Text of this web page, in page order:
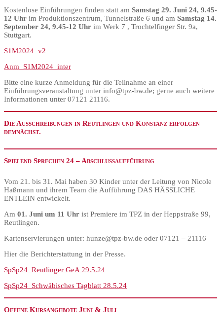
Kostenlose Einführungen finden statt am Samstag 29. Juni 24, 9.45-
12 Uhr im Produktionszentrum, Tunnelstraße 6 und am Samstag 14.
September 24, 9.45-12 Uhr im Werk 7 , Trochtelfinger Str. 9a,
Stuttgart.
S1M2024_v2
Anm_S1M2024_inter
Bitte eine kurze Anmeldung für die Teilnahme an einer
Einführungsveranstaltung unter info@tpz-bw.de; gerne auch weitere
Informationen unter 07121 21116.
Die Ausschreibungen in Reutlingen und Konstanz erfolgen
demnächst.
Spielend Sprechen 24 – Abschlussaufführung
Vom 21. bis 31. Mai haben 30 Kinder unter der Leitung von Nicole
Haßmann und ihrem Team die Aufführung DAS HÄSSLICHE
ENTLEIN entwickelt.
Am 01. Juni um 11 Uhr ist Premiere im TPZ in der Heppstraße 99,
Reutlingen.
Kartenservierungen unter: hunze@tpz-bw.de oder 07121 – 21116
Hier die Berichterstattung in der Presse.
SpSp24_Reutlinger GeA 29.5.24
SpSp24_Schwäbisches Tagblatt 28.5.24
Offene Kursangebote Juni & Juli